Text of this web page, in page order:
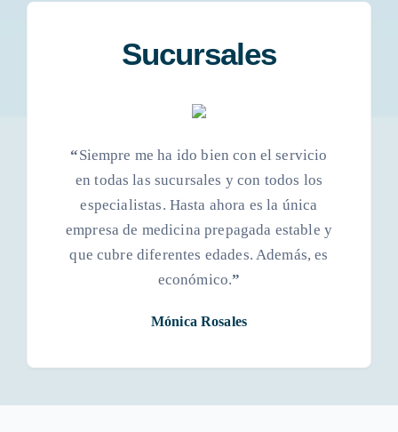
Sucursales
“Siempre me ha ido bien con el servicio
en todas las sucursales y con todos los
especialistas. Hasta ahora es la única
empresa de medicina prepagada estable y
que cubre diferentes edades. Además, es
económico.”
Mónica Rosales